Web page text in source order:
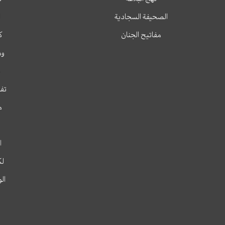
الصحيفة السجادية
مفاتيح الجنان